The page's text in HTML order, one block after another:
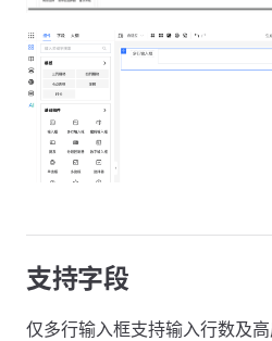
支持字段
仅多行输入框支持输入行数及高